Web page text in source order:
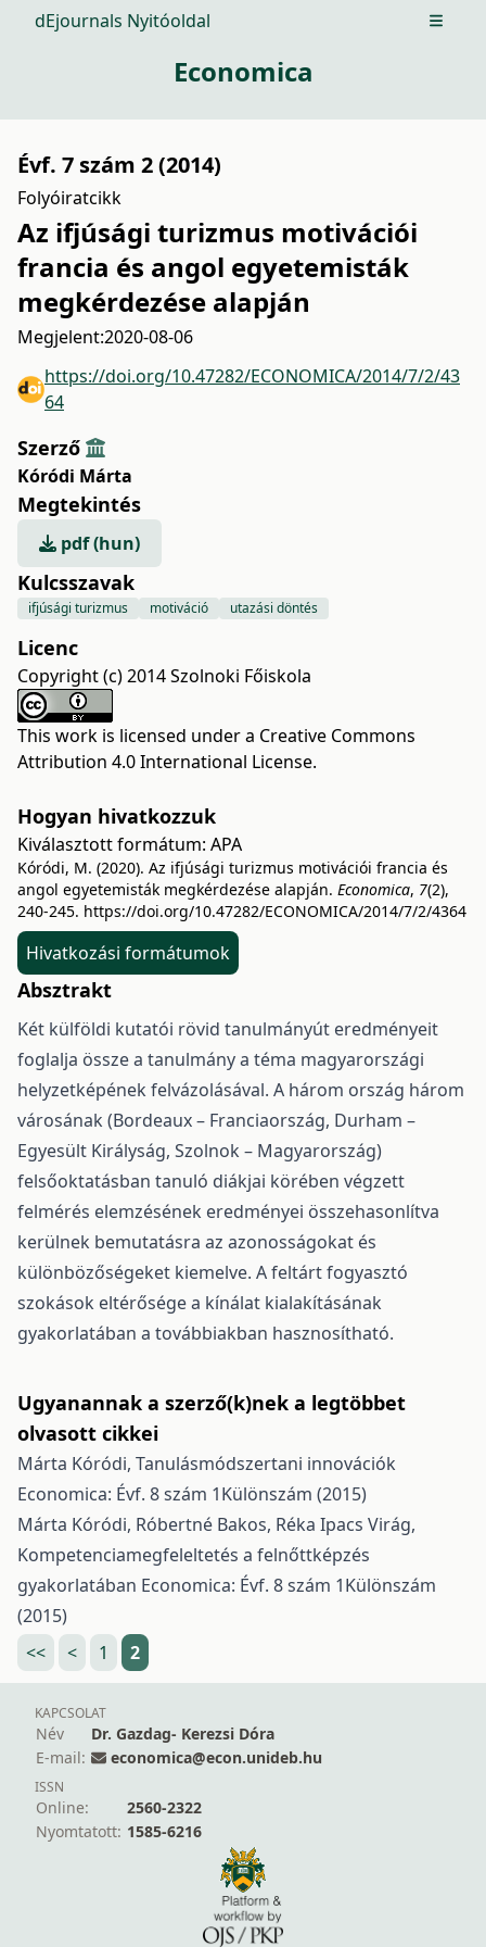
dEjournals Nyitóoldal Open
Economica
Évf. 7 szám 2 (2014)
Folyóiratcikk
Az ifjúsági turizmus motivációi
francia és angol egyetemisták
megkérdezése alapján
Megjelent:2020-08-06
https://doi.org/10.47282/ECONOMICA/2014/7/2/43
64
Szerző
Kóródi Márta
Megtekintés
pdf (hun)
Kulcsszavak
ifjúsági turizmus motiváció utazási döntés
Licenc
Copyright (c) 2014 Szolnoki Főiskola
This work is licensed under a Creative Commons
Attribution 4.0 International License.
Hogyan hivatkozzuk
Kiválasztott formátum: APA
Kóródi, M. (2020). Az ifjúsági turizmus motivációi francia és
angol egyetemisták megkérdezése alapján. Economica, 7(2),
240-245. https://doi.org/10.47282/ECONOMICA/2014/7/2/4364
Hivatkozási formátumok
Absztrakt
Két külföldi kutatói rövid tanulmányút eredményeit
foglalja össze a tanulmány a téma magyarországi
helyzetképének felvázolásával. A három ország három
városának (Bordeaux – Franciaország, Durham –
Egyesült Királyság, Szolnok – Magyarország)
felsőoktatásban tanuló diákjai körében végzett
felmérés elemzésének eredményei összehasonlítva
kerülnek bemutatásra az azonosságokat és
különbözőségeket kiemelve. A feltárt fogyasztó
szokások eltérősége a kínálat kialakításának
gyakorlatában a továbbiakban hasznosítható.
Ugyanannak a szerző(k)nek a legtöbbet
olvasott cikkei
Márta Kóródi, Tanulásmódszertani innovációk
Economica: Évf. 8 szám 1Különszám (2015)
Márta Kóródi, Róbertné Bakos, Réka Ipacs Virág,
Kompetenciamegfeleltetés a felnőttképzés
gyakorlatában Economica: Évf. 8 szám 1Különszám
(2015)
<<
< 1 2
KAPCSOLAT
Név
Dr. Gazdag- Kerezsi Dóra
E-mail:
economica@econ.unideb.hu
ISSN
Online:
2560-2322
Nyomtatott: 1585-6216